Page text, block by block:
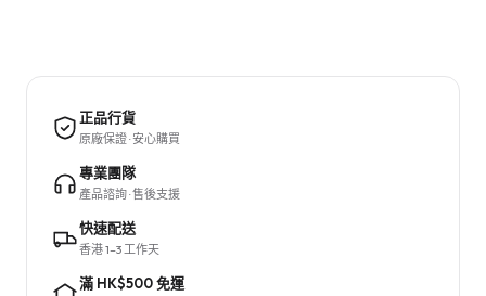
正品行貨
原廠保證 · 安心購買
專業團隊
產品諮詢 · 售後支援
快速配送
香港 1–3 工作天
滿 HK$500 免運